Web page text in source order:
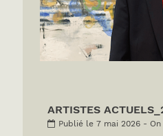
ARTISTES
Publié le 7 mai 2026 -